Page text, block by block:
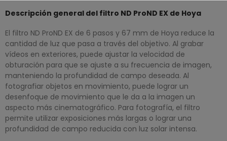
Descripción general del filtro ND ProND EX de Hoya
El filtro ND ProND EX de 6 pasos y 67 mm de Hoya reduce la
cantidad de luz que pasa a través del objetivo. Al grabar
vídeos en exteriores, puede ajustar la velocidad de
obturación para que se ajuste a su frecuencia de imagen,
manteniendo la profundidad de campo deseada. Al
fotografiar objetos en movimiento, puede lograr un
desenfoque de movimiento que le da a la imagen un
aspecto más cinematográfico. Para fotografía, el filtro
permite utilizar exposiciones más largas o lograr una
profundidad de campo reducida con luz solar intensa.